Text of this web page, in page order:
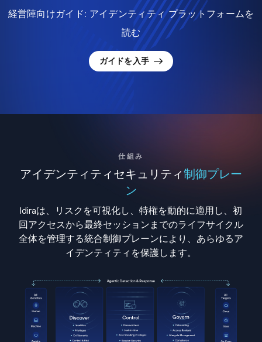
経営陣向けガイド: アイデンティティ プラットフォームを
読む
ガイドを入手
仕組み
アイデンティティセキュリティ制御プレー
ン
Idiraは、リスクを可視化し、特権を動的に適用し、初
回アクセスから最終セッションまでのライフサイクル
全体を管理する統合制御プレーンにより、あらゆるア
イデンティティを保護します。